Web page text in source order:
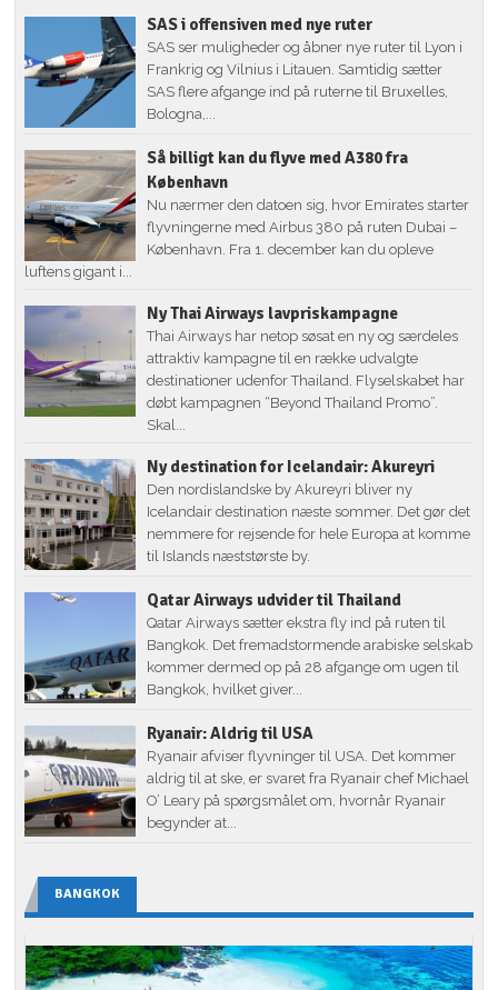
SAS i offensiven med nye ruter
SAS ser muligheder og åbner nye ruter til Lyon i
Frankrig og Vilnius i Litauen. Samtidig sætter
SAS flere afgange ind på ruterne til Bruxelles,
Bologna,...
Så billigt kan du flyve med A380 fra
København
Nu nærmer den datoen sig, hvor Emirates starter
flyvningerne med Airbus 380 på ruten Dubai –
København. Fra 1. december kan du opleve
luftens gigant i...
Ny Thai Airways lavpriskampagne
Thai Airways har netop søsat en ny og særdeles
attraktiv kampagne til en række udvalgte
destinationer udenfor Thailand. Flyselskabet har
døbt kampagnen “Beyond Thailand Promo”.
Skal...
Ny destination for Icelandair: Akureyri
Den nordislandske by Akureyri bliver ny
Icelandair destination næste sommer. Det gør det
nemmere for rejsende for hele Europa at komme
til Islands næststørste by.
Qatar Airways udvider til Thailand
Qatar Airways sætter ekstra fly ind på ruten til
Bangkok. Det fremadstormende arabiske selskab
kommer dermed op på 28 afgange om ugen til
Bangkok, hvilket giver...
Ryanair: Aldrig til USA
Ryanair afviser flyvninger til USA. Det kommer
aldrig til at ske, er svaret fra Ryanair chef Michael
O’ Leary på spørgsmålet om, hvornår Ryanair
begynder at...
BANGKOK